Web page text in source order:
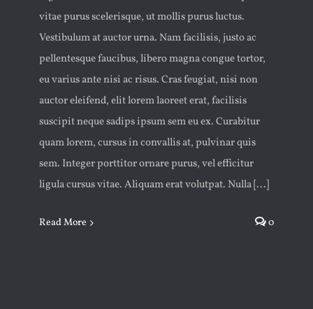
vitae purus scelerisque, ut mollis purus luctus.
Vestibulum at auctor urna. Nam facilisis, justo ac
pellentesque faucibus, libero magna congue tortor,
eu varius ante nisi ac risus. Cras feugiat, nisi non
auctor eleifend, elit lorem laoreet erat, facilisis
suscipit neque sadips ipsum sem eu ex. Curabitur
quam lorem, cursus in convallis at, pulvinar quis
sem. Integer porttitor ornare purus, vel efficitur
ligula cursus vitae. Aliquam erat volutpat. Nulla [...]
Read More 0